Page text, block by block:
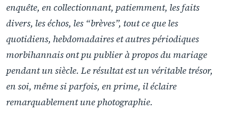
enquête, en collectionnant, patiemment, les faits
divers, les échos, les “brèves”, tout ce que les
quotidiens, hebdomadaires et autres périodiques
morbihannais ont pu publier à propos du mariage
pendant un siècle. Le résultat est un véritable trésor,
en soi, même si parfois, en prime, il éclaire
remarquablement une photographie.